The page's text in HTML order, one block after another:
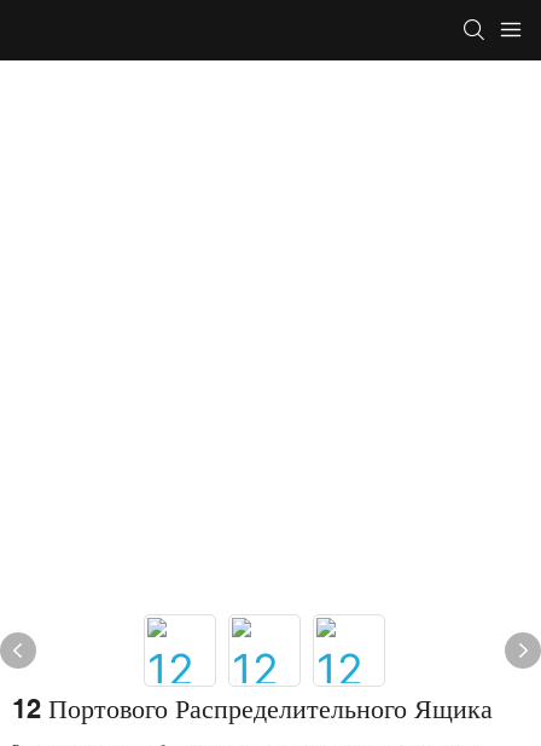
12 Портового Распределительного Ящика